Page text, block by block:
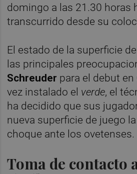
domingo a las 21.30 horas
transcurrido desde su
El estado de la superficie
las principales
Schreuder para el debut en
vez instalado el verde, el
ha decidido que sus
nueva superficie de juego la
choque ante los ovetenses.
Toma de contacto